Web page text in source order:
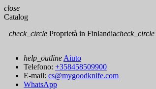
close
Catalog
check_circle Proprietà in Finlandiacheck_circle
help_outline Aiuto
Telefono: +358458509900
E-mail: cs@mygoodknife.com
WhatsApp